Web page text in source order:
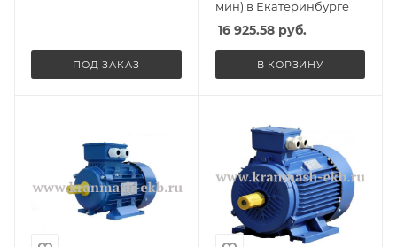
ПОД ЗАКАЗ
мин) в Екатеринбурге
16 925.58руб.
В КОРЗИНУ